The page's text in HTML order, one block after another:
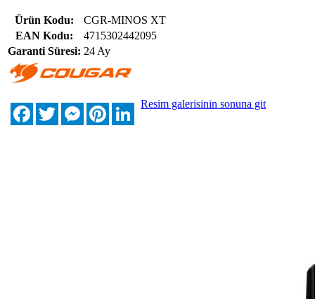
Ürün Kodu:
CGR-MINOS XT
EAN Kodu:
4715302442095
Garanti Süresi: 24 Ay
FacebookTwitterMessengerPinterestLinkedIn
Resim galerisinin sonuna git